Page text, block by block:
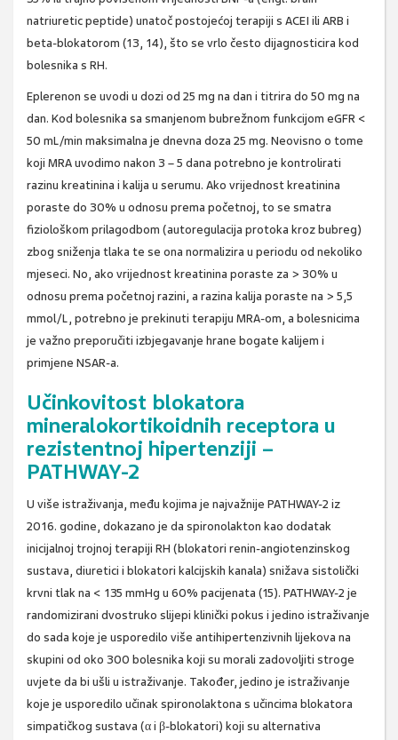
natriuretic peptide) unatoč postojećoj terapiji s ACEI ili ARB i
beta-blokatorom (13, 14), što se vrlo često dijagnosticira kod
bolesnika s RH.
Eplerenon se uvodi u dozi od 25 mg na dan i titrira do 50 mg na
dan. Kod bolesnika sa smanjenom bubrežnom funkcijom eGFR <
50 mL/min maksimalna je dnevna doza 25 mg. Neovisno o tome
koji MRA uvodimo nakon 3 – 5 dana potrebno je kontrolirati
razinu kreatinina i kalija u serumu. Ako vrijednost kreatinina
poraste do 30% u odnosu prema početnoj, to se smatra
fiziološkom prilagodbom (autoregulacija protoka kroz bubreg)
zbog sniženja tlaka te se ona normalizira u periodu od nekoliko
mjeseci. No, ako vrijednost kreatinina poraste za > 30% u
odnosu prema početnoj razini, a razina kalija poraste na > 5,5
mmol/L, potrebno je prekinuti terapiju MRA-om, a bolesnicima
je važno preporučiti izbjegavanje hrane bogate kalijem i
primjene NSAR-a.
Učinkovitost blokatora
mineralokortikoidnih receptora u
rezistentnoj hipertenziji –
PATHWAY-2
U više istraživanja, među kojima je najvažnije PATHWAY-2 iz
2016. godine, dokazano je da spironolakton kao dodatak
inicijalnoj trojnoj terapiji RH (blokatori renin-angiotenzinskog
sustava, diuretici i blokatori kalcijskih kanala) snižava sistolički
krvni tlak na < 135 mmHg u 60% pacijenata (15). PATHWAY-2 je
randomizirani dvostruko slijepi klinički pokus i jedino istraživanje
do sada koje je usporedilo više antihipertenzivnih lijekova na
skupini od oko 300 bolesnika koji su morali zadovoljiti stroge
uvjete da bi ušli u istraživanje. Također, jedino je istraživanje
koje je usporedilo učinak spironolaktona s učincima blokatora
simpatičkog sustava (α i β-blokatori) koji su alternativa